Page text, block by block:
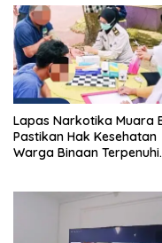
Lapas Narkotika Muara
Pastikan Hak Kesehatan
Warga Binaan Terpenuhi.